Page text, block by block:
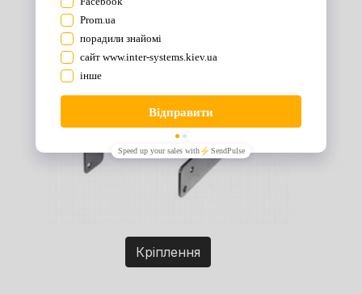
Кріплення